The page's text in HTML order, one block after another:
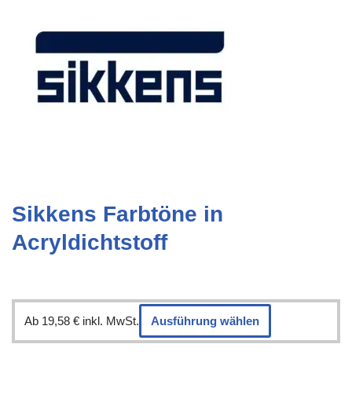
Sikkens Farbtöne in
Acryldichtstoff
Ab 19,58 € inkl. MwSt. Ausführung wählen